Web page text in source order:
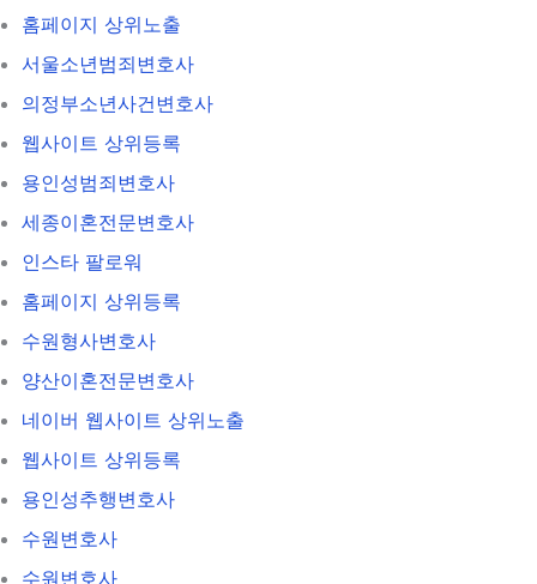
홈페이지 상위노출
서울소년범죄변호사
의정부소년사건변호사
웹사이트 상위등록
용인성범죄변호사
세종이혼전문변호사
인스타 팔로워
홈페이지 상위등록
수원형사변호사
양산이혼전문변호사
네이버 웹사이트 상위노출
웹사이트 상위등록
용인성추행변호사
수원변호사
수원변호사